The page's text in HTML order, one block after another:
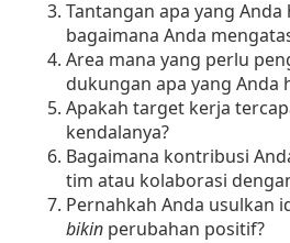
Tantangan apa yang Anda
bagaimana Anda
Area mana yang perlu
dukungan apa yang Anda
Apakah target kerja
kendalanya?
Bagaimana kontribusi
tim atau kolaborasi
Pernahkah Anda usulkan
bikin perubahan positif?